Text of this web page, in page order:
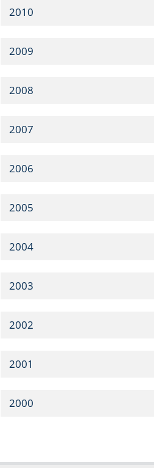
2010
2009
2008
2007
2006
2005
2004
2003
2002
2001
2000